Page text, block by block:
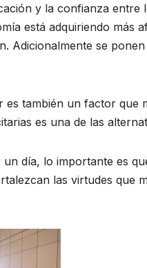
y la confianza entre
está adquiriendo más
Adicionalmente se
también un factor que
es una de las
día, lo importante es
las virtudes que